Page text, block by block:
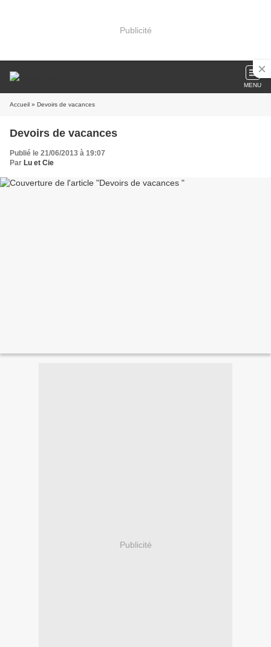
Publicité
MENU
Accueil » Devoirs de vacances
Devoirs de vacances
Publié le 21/06/2013 à 19:07
Par Lu et Cie
Publicité